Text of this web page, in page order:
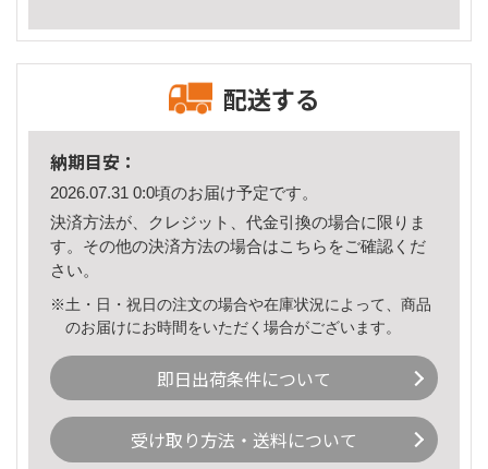
配送する
納期目安：
2026.07.31 0:0頃のお届け予定です。
決済方法が、クレジット、代金引換の場合に限りま
す。その他の決済方法の場合はこちら をご確認くだ
さい。
※土・日・祝日の注文の場合や在庫状況によって、商品
のお届けにお時間をいただく場合がございます。
即日出荷条件について
受け取り方法・送料について